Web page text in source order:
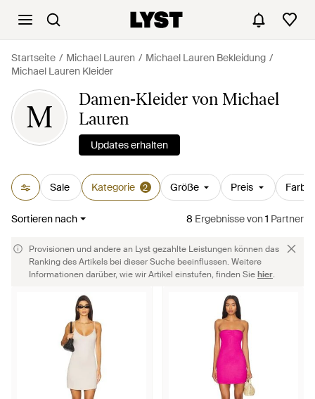
Startseite Michael Lauren
Michael Lauren Bekleidung
Michael Lauren Kleider
M
Damen-Kleider von Michael
Lauren
Updates erhalten
Sale Kategorie 2 Größe Preis Farbe
Sortieren nach 8 Ergebnissevon1 Partner
Provisionen und andere an Lyst gezahlte Leistungen können das
Ranking des Artikels bei dieser Suche beeinflussen. Weitere
Informationen darüber, wie wir Artikel einstufen, finden Siehier.